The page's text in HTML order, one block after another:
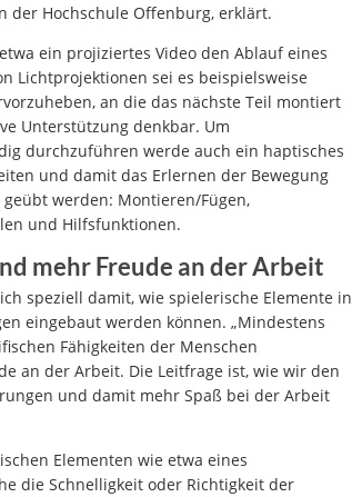
der Hochschule Offenburg, erklärt.
ein projiziertes Video den Ablauf eines
Lichtprojektionen sei es beispielsweise
an die das nächste Teil montiert
Unterstützung denkbar. Um
durchzuführen werde auch ein haptisches
und damit das Erlernen der Bewegung
werden: Montieren/Fügen,
und Hilfsfunktionen.
mehr Freude an der Arbeit
speziell damit, wie spielerische Elemente in
eingebaut werden können. „Mindestens
Fähigkeiten der Menschen
an der Arbeit. Die Leitfrage ist, wie wir den
und damit mehr Spaß bei der Arbeit
Elementen wie etwa eines
die Schnelligkeit oder Richtigkeit der